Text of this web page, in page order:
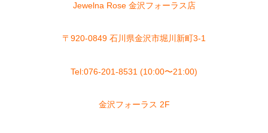
Jewelna Rose 金沢フォーラス店
〒920-0849 石川県金沢市堀川新町3-1
Tel:076-201-8531 (10:00〜21:00)
金沢フォーラス 2F